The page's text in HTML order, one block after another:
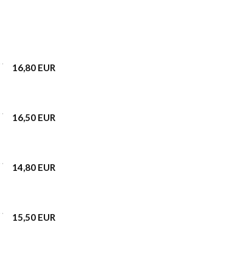
16,80 EUR
16,50 EUR
14,80 EUR
15,50 EUR